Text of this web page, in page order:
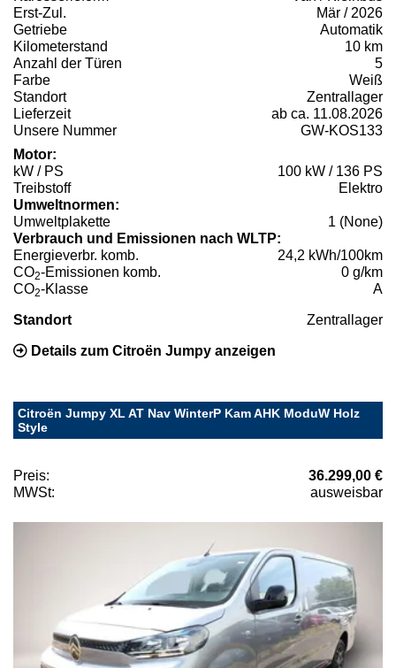
Erst-Zul.
Mär / 2026
Getriebe
Automatik
Kilometerstand
10 km
Anzahl der Türen
5
Farbe
Weiß
Standort
Zentrallager
Lieferzeit
ab ca. 11.08.2026
Unsere Nummer
GW-KOS133
Motor:
kW / PS
100 kW / 136 PS
Treibstoff
Elektro
Umweltnormen:
Umweltplakette
1 (None)
Verbrauch und Emissionen nach WLTP:
Energieverbr. komb.
24,2 kWh/100km
CO2-Emissionen komb.
0 g/km
CO2-Klasse A
Standort Zentrallager
Details zum Citroën Jumpy anzeigen
Citroën Jumpy XL AT Nav WinterP Kam AHK ModuW Holz
Style
Preis:
36.299,00 €
MWSt:
ausweisbar